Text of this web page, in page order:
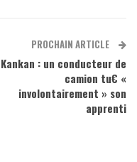
PROCHAIN ARTICLE
Kankan : un conducteur de
camion tu€ «
involontairement » son
apprenti